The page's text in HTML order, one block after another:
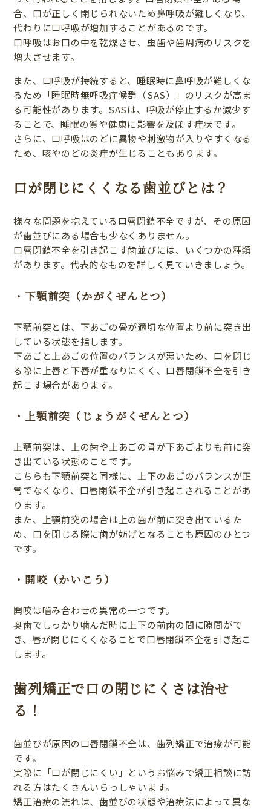
合、口が正しく閉じられないため鼻呼吸が難しくなり、
代わりに口呼吸が増加することがあるのです。
口呼吸はお口の中を乾燥させ、虫歯や歯周病のリスクを
増大させます。
また、口呼吸が持続すると、睡眠時に鼻呼吸が難しくな
るため「睡眠時無呼吸症候群（SAS）」のリスクが高ま
る可能性があります。SASは、呼吸が停止するか減少す
ることで、睡眠の質や健康に影響を及ぼす症状です。
さらに、口呼吸はのどに異物や刺激物が入りやすくなる
ため、咳やのどの炎症が生じることもあります。
口が閉じにくくなる歯並びとは？
様々な問題を抱えている口唇閉鎖不全ですが、その原因
が歯並びにある場合も少なくありません。
口唇閉鎖不全を引き起こす歯並びには、いくつかの種類
があります。代表的なものを詳しく見ていきましょう。
・下顎前突（かがくぜんとつ）
下顎前突とは、下あごの骨が適切な位置より前に突き出
している状態を指します。
下あごと上あごの位置のバランスが悪いため、口を閉じ
る際に上唇と下唇が重なりにくく、口唇閉鎖不全を引き
起こす場合があります。
・上顎前突（じょうがくぜんとつ）
上顎前突は、上の歯や上あごの骨が下あごよりも前に突
き出ている状態のことです。
こちらも下顎前突と同様に、上下のあごのバランスが正
常でなくなり、口唇閉鎖不全が引き起こされることがあ
ります。
また、上顎前突の場合は上の歯が前に突き出ているた
め、口を閉じる際に歯が妨げとなることも原因のひとつ
です。
・開咬（かいこう）
開咬は噛み合わせの異常の一つです。
奥歯でしっかり噛んだ時に上下の前歯の間に隙間がで
き、唇が閉じにくくなることで口唇閉鎖不全を引き起こ
します。
歯列矯正で口の閉じにくさは治せ
る！
歯並びが原因の口唇閉鎖不全は、歯列矯正で治療が可能
です。
実際に「口が閉じにくい」というお悩みで矯正相談に訪
れる方はたくさんいらっしゃいます。
矯正治療の流れは、歯並びの状態や治療法によって異な